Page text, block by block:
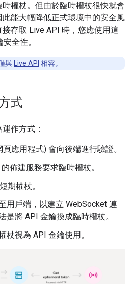
權杖。但由於臨時權杖很快就會
能大幅降低正式環境中的安全風
存取 Live API 時，您應使用這
全性。
與 Live API 相容。
式
作方式：
應用程式) 會向後端進行驗證。
佈建服務要求臨時權杖。
期權杖。
用戶端，以建立 WebSocket 連
是將 API 金鑰換成臨時權杖。
杖視為 API 金鑰使用。